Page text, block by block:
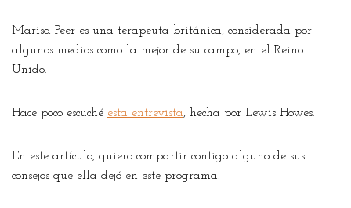
Marisa Peer es una terapeuta británica, considerada por
algunos medios como la mejor de su campo, en el Reino
Unido.
Hace poco escuché esta entrevista, hecha por Lewis Howes.
En este artículo, quiero compartir contigo alguno de sus
consejos que ella dejó en este programa.